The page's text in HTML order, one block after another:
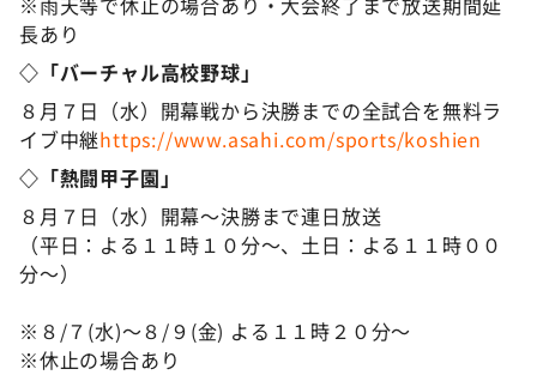
長あり
◇「バーチャル高校野球」
８月７日（水）開幕戦から決勝までの全試合を無料ラ
イブ中継https://www.asahi.com/sports/koshien
◇「熱闘甲子園」
８月７日（水）開幕〜決勝まで連日放送
（平日：よる１１時１０分～、土日：よる１１時００
分～）
※８/７(水)～８/９(金) よる１１時２０分～
※休止の場合あり